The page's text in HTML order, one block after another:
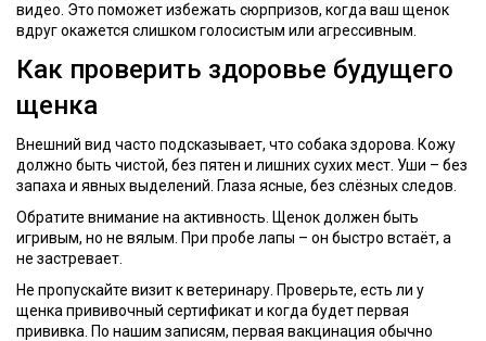
видео. Это поможет избежать сюрпризов, когда ваш щенок
вдруг окажется слишком голосистым или агрессивным.
Как проверить здоровье будущего
щенка
Внешний вид часто подсказывает, что собака здорова. Кожу
должно быть чистой, без пятен и лишних сухих мест. Уши – без
запаха и явных выделений. Глаза ясные, без слёзных следов.
Обратите внимание на активность. Щенок должен быть
игривым, но не вялым. При пробе лапы – он быстро встаёт, а
не застревает.
Не пропускайте визит к ветеринару. Проверьте, есть ли у
щенка прививочный сертификат и когда будет первая
прививка. По нашим записям, первая вакцинация обычно